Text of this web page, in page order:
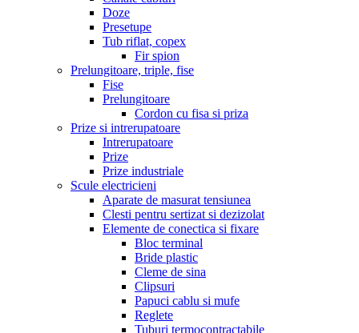
Doze
Presetupe
Tub riflat, copex
Fir spion
Prelungitoare, triple, fise
Fise
Prelungitoare
Cordon cu fisa si priza
Prize si intrerupatoare
Intrerupatoare
Prize
Prize industriale
Scule electricieni
Aparate de masurat tensiunea
Clesti pentru sertizat si dezizolat
Elemente de conectica si fixare
Bloc terminal
Bride plastic
Cleme de sina
Clipsuri
Papuci cablu si mufe
Reglete
Tuburi termocontractabile